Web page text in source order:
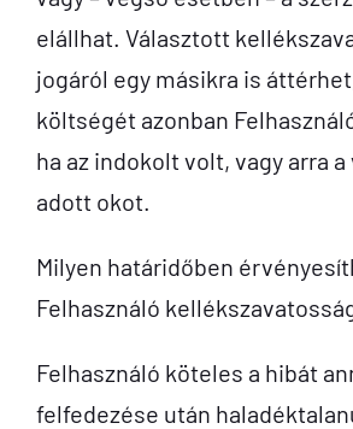
elállhat. Választott
jogáról egy másikra is
költségét azonban
ha az indokolt volt, vagy arra
adott okot.
Milyen határidőben
Felhasználó
Felhasználó köteles a hibát
felfedezése után